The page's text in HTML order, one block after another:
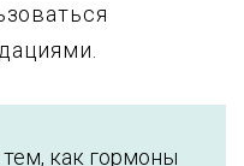
как гормоны